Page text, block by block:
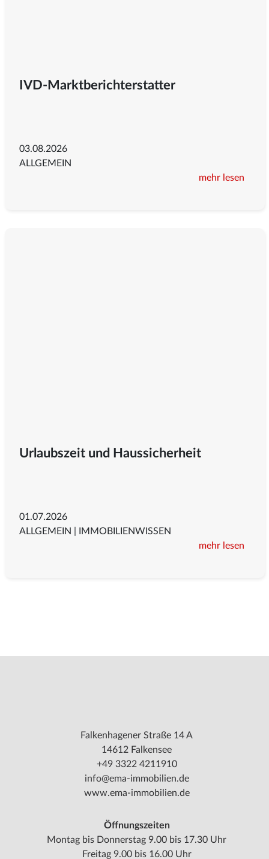
IVD-Marktberichterstatter
03.08.2026
ALLGEMEIN
mehr lesen
Urlaubszeit und Haussicherheit
01.07.2026
ALLGEMEIN
IMMOBILIENWISSEN
mehr lesen
Falkenhagener Straße 14 A
14612 Falkensee
+49 3322 4211910
info@ema-immobilien.de
www.ema-immobilien.de
Öffnungszeiten
Montag bis Donnerstag 9.00 bis 17.30 Uhr
Freitag 9.00 bis 16.00 Uhr